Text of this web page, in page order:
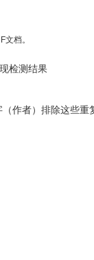
档。
检测结果
作者）排除这些重